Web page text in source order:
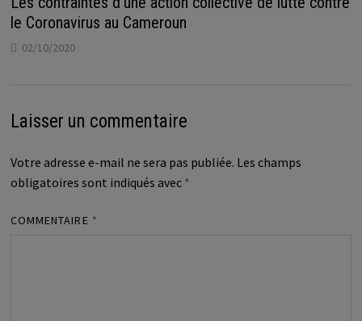
le Coronavirus au Cameroun
02/10/2020
Laisser un commentaire
Votre adresse e-mail ne sera pas publiée. Les champs
obligatoires sont indiqués avec *
COMMENTAIRE *